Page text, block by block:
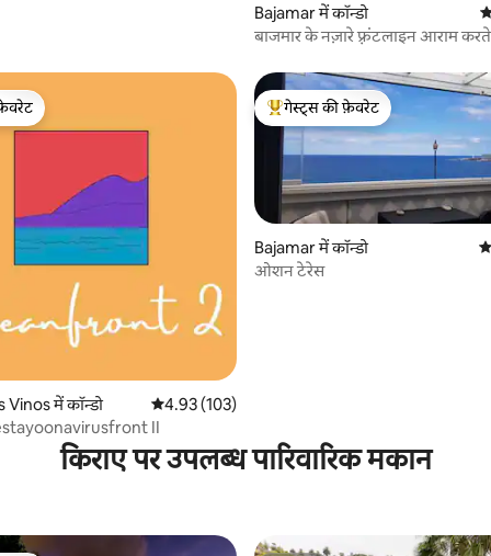
Bajamar में कॉन्डो
बाजमार के नज़ारे फ़्रंटलाइन आराम करते
में कॉन्डो औसत रेटिंग 5 में से 4.93, 103 समीक्षाएँ
4.93 (103)
II
गेस्ट्स का टॉप फ़ेवरेट
गेस्ट्स की फ़ेवरेट
Bajamar में कॉन्डो
ओशन टेरेस
किराए पर उपलब्ध पारिवारिक मकान